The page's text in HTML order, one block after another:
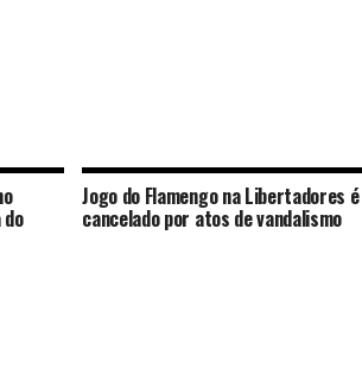
Jogo do Flamengo na Libertadores é
cancelado por atos de vandalismo